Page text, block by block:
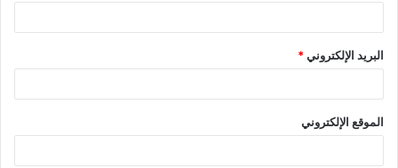
البريد الإلكتروني*
الموقع الإلكتروني